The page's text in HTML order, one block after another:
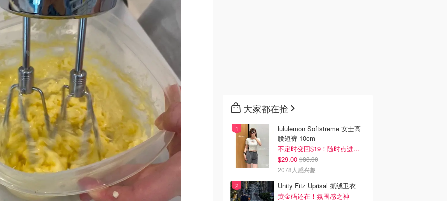
大家都在抢
lululemon Softstreme 女士高
腰短裤 10cm
不定时变回$19！随时点进来看
$29.00 $88.00
2078人感兴趣
Unity Fitz Uprisal 抓绒卫衣
黄金码还在！氛围感之神